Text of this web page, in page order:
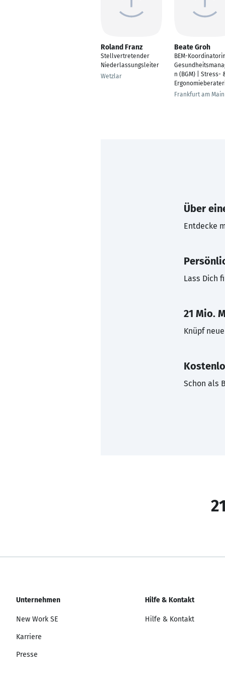
Roland Franz
Stellvertretender
Niederlassungsleiter
Wetzlar
Beate Groh
BEM-Koordinatorin
n (BGM) | Stress-
Frankfurt am Main
Über
Entdecke
Lass Dich
21 Mio.
Knüpf
Schon als
Unternehmen
New Work SE
Karriere
Presse
Hilfe & Kontakt
Hilfe & Kontakt